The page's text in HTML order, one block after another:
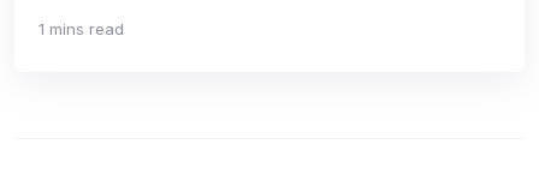
1 mins read